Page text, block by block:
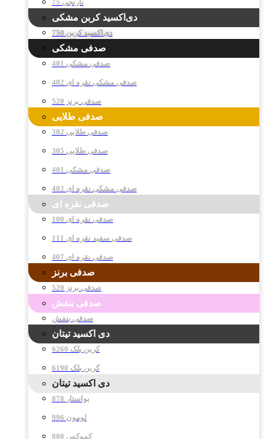
نارنجی 75
دی‌اکسید کربن مشکی
دی‌اکسید کربن 750
صدفی مشکی
صدفی مشکی 401
صدفی مشکی نقره ای 402
صدفی برنز 520
صدفی طلایی
صدفی طلایی 302
صدفی طلایی 305
صدفی مشکی 401
صدفی مشکی نقره ای 402
صدفی نقره ای
صدفی نقره ای 100
صدفی سفید نقره ای 111
صدفی نقره ای 407
صدفی برنز
صدفی برنز 520
صدفی بنفش
صدفی بنفش
دی اکسید تیتان
کربن بلک 6260
کربن بلک 6190
دی اکسید تیتان
878 بواستار
996 لومون
808 کموکس